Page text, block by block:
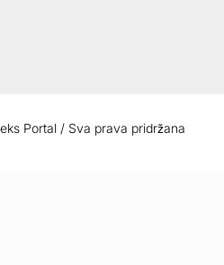
Portal / Sva prava pridržana